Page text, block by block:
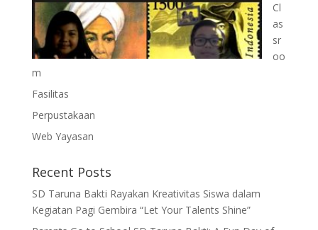
Cl
as
sr
oo
m
Fasilitas
Perpustakaan
Web Yayasan
Recent Posts
SD Taruna Bakti Rayakan Kreativitas Siswa dalam
Kegiatan Pagi Gembira “Let Your Talents Shine”